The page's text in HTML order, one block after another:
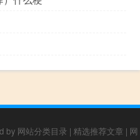
by 网站分类目录 | 精选推荐文章 | 网